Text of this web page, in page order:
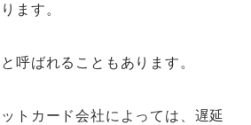
ます。
呼ばれることもあります。
トカード会社によっては、遅延